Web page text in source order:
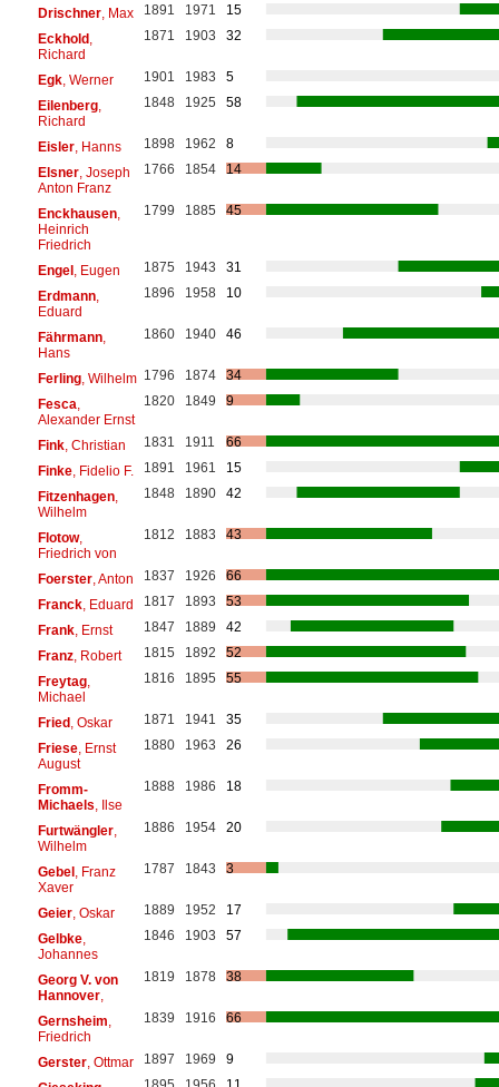
Drischner, Max 1891 1971
15
Eckhold,
Richard
1871 1903 32
Egk, Werner 1901 1983
5
Eilenberg,
Richard
1848 1925 58
Eisler, Hanns 1898 1962
8
Elsner, Joseph
Anton Franz
1766 1854 14
Enckhausen,
Heinrich
Friedrich
1799 1885 45
Engel, Eugen 1875 1943
31
Erdmann,
Eduard
1896 1958 10
Fährmann,
Hans
1860 1940 46
Ferling, Wilhelm 1796 1874
34
Fesca
Alexander Ernst
1820 1849 9
Fink, Christian 1831 1911
66
Finke, Fidelio F. 1891 1961
15
Fitzenhagen,
Wilhelm
1848 1890 42
Flotow,
Friedrich von
1812 1883 43
Foerster, Anton 1837 1926
66
Franck, Eduard 1817 1893
53
Frank, Ernst 1847 1889
42
Franz, Robert 1815 1892
52
Freytag,
Michael
1816 1895 55
Fried, Oskar 1871 1941
35
Friese, Ernst
August
1880 1963 26
Fromm-
Michaels , Ilse
1888 1986 18
Furtwängler,
Wilhelm
1886 1954 20
Gebel, Franz
Xaver
1787 1843 3
Geier, Oskar 1889 1952
17
Gelbke,
Johannes
1846 1903 57
Georg V. von
Hannover,
1819 1878 38
Gernsheim
Friedrich
1839 1916 66
Gerster, Ottmar 1897 1969
9